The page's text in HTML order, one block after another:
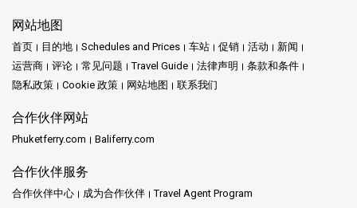
网站地图
首页 目的地 Schedules and Prices 车站 促销 活动
新闻
运营商
评论 常见问题 Travel Guide 法律声明
条款和条件
隐私政策
Cookie 政策 网站地图 联系我们
合作伙伴网站
Phuketferry.com Baliferry.com
合作伙伴服务
合作伙伴中心 成为合作伙伴 Travel Agent Program